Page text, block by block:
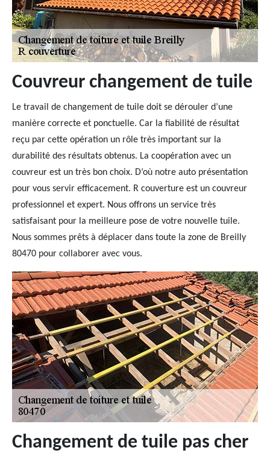
Couvreur changement de tuile
Le travail de changement de tuile doit se dérouler d’une
manière correcte et ponctuelle. Car la fiabilité de résultat
reçu par cette opération un rôle très important sur la
durabilité des résultats obtenus. La coopération avec un
couvreur est un très bon choix. D’où notre auto présentation
pour vous servir efficacement. R couverture est un couvreur
professionnel et expert. Nous offrons un service très
satisfaisant pour la meilleure pose de votre nouvelle tuile.
Nous sommes prêts à déplacer dans toute la zone de Breilly
80470 pour collaborer avec vous.
Changement de tuile pas cher